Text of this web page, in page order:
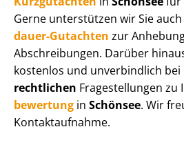
Gerne unterstützen wir Sie auch
dau­er-Gutachten zur
Abschreibungen. Darüber
kostenlos und unverbindlich bei
rechtlichen Fragestellungen zu
be­wer­tung in Schönsee. Wir
Kontaktaufnahme.